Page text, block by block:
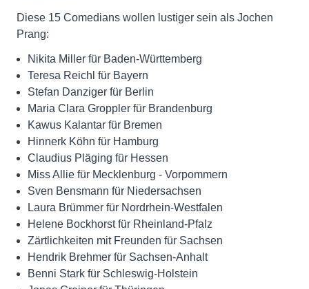
Diese 15 Comedians wollen lustiger sein als Jochen
Prang:
Nikita Miller für Baden-Württemberg
Teresa Reichl für Bayern
Stefan Danziger für Berlin
Maria Clara Groppler für Brandenburg
Kawus Kalantar für Bremen
Hinnerk Köhn für Hamburg
Claudius Pläging für Hessen
Miss Allie für Mecklenburg - Vorpommern
Sven Bensmann für Niedersachsen
Laura Brümmer für Nordrhein-Westfalen
Helene Bockhorst für Rheinland-Pfalz
Zärtlichkeiten mit Freunden für Sachsen
Hendrik Brehmer für Sachsen-Anhalt
Benni Stark für Schleswig-Holstein